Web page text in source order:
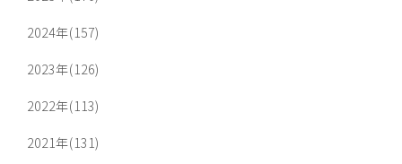
2024年(157)
2023年(126)
2022年(113)
2021年(131)